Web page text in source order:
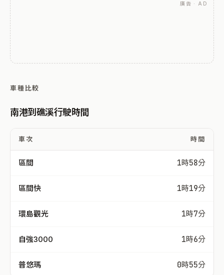
廣告 · AD
車種比較
南港到礁溪行駛時間
車次 時間
區間 1時58分
區間快 1時19分
環島觀光 1時7分
自強3000 1時6分
普悠瑪 0時55分